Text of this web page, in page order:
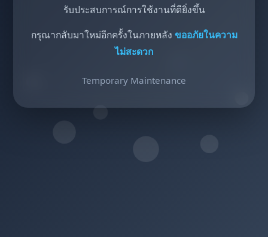
รับประสบการณ์การใช้งานที่ดียิ่งขึ้น
กรุณากลับมาใหม่อีกครั้งในภายหลัง ขออภัยในความ
ไม่สะดวก
Temporary Maintenance